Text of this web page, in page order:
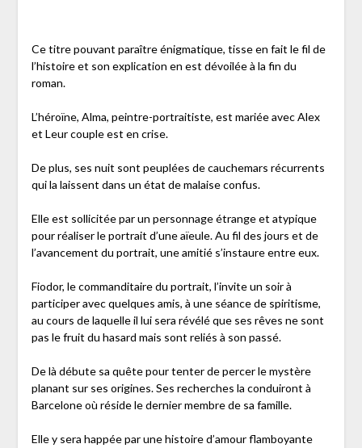
Ce titre pouvant paraître énigmatique, tisse en fait le fil de
l’histoire et son explication en est dévoilée à la fin du
roman.
L’héroïne, Alma, peintre-portraitiste, est mariée avec Alex
et Leur couple est en crise.
De plus, ses nuit sont peuplées de cauchemars récurrents
qui la laissent dans un état de malaise confus.
Elle est sollicitée par un personnage étrange et atypique
pour réaliser le portrait d’une aïeule. Au fil des jours et de
l’avancement du portrait, une amitié s’instaure entre eux.
Fiodor, le commanditaire du portrait, l’invite un soir à
participer avec quelques amis, à une séance de spiritisme,
au cours de laquelle il lui sera révélé que ses rêves ne sont
pas le fruit du hasard mais sont reliés à son passé.
De là débute sa quête pour tenter de percer le mystère
planant sur ses origines. Ses recherches la conduiront à
Barcelone où réside le dernier membre de sa famille.
Elle y sera happée par une histoire d’amour flamboyante